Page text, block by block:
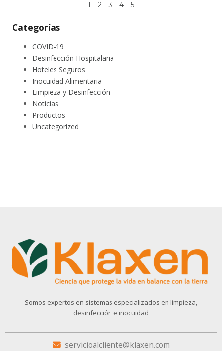
1 2 3 4 5
Categorías
COVID-19
Desinfección Hospitalaria
Hoteles Seguros
Inocuidad Alimentaria
Limpieza y Desinfección
Noticias
Productos
Uncategorized
Somos expertos en sistemas especializados en limpieza,
desinfección e inocuidad
servicioalcliente@klaxen.com